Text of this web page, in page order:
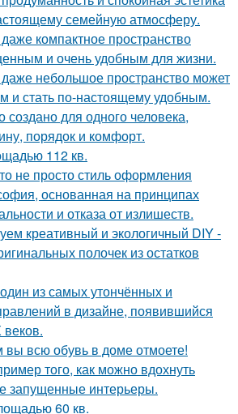
семейную атмосферу.
компактное пространство
и очень удобным для жизни.
небольшое пространство может
и стать по-настоящему удобным.
создано для одного человека,
порядок и комфорт.
112 кв.
не просто стиль оформления
основанная на принципах
и отказа от излишеств.
креативный и экологичный DIY -
полочек из остатков
из самых утончённых и
в дизайне, появившийся
вы всю обувь в доме отмоете!
того, как можно вдохнуть
запущенные интерьеры.
60 кв.